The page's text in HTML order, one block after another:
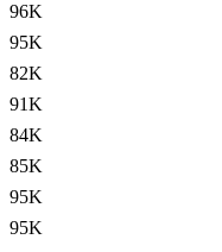
96K
95K
82K
91K
84K
85K
95K
95K